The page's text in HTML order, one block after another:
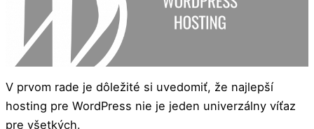
V prvom rade je dôležité si uvedomiť, že najlepší
hosting pre WordPress nie je jeden univerzálny víťaz
pre všetkých.